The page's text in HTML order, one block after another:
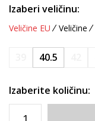
Izaberi veličinu:
Veličine EU Veličine
40.5
Izaberite količinu: